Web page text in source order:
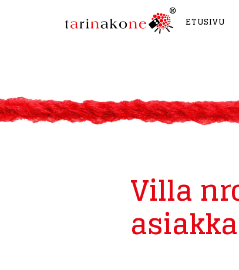
ETUSIVU
Villa